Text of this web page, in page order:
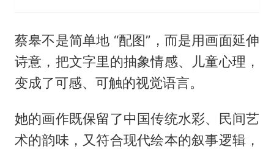
蔡皋不是简单地 “配图”，而是用画面延伸
诗意，把文字里的抽象情感、儿童心理，
变成了可感、可触的视觉语言。
她的画作既保留了中国传统水彩、民间艺
术的韵味，又符合现代绘本的叙事逻辑，